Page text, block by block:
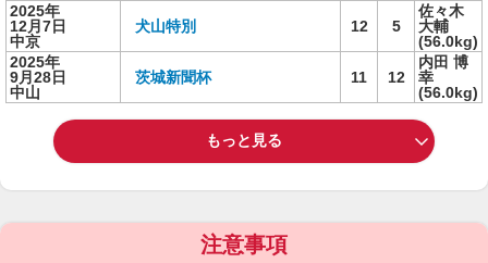
2025年
12月7日
中京
犬山特別 12 5
佐々木
大輔
(56.0kg)
2025年
9月28日
中山
茨城新聞杯 11 12
内田 博
幸
(56.0kg)
もっと見る
注意事項